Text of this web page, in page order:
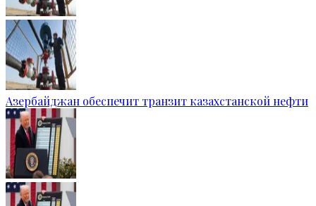
Азербайджан обеспечит транзит казахстанской нефти